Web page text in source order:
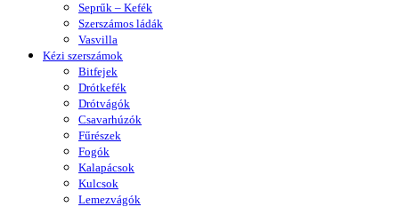
Seprűk – Kefék
Szerszámos ládák
Vasvilla
Kézi szerszámok
Bitfejek
Drótkefék
Drótvágók
Csavarhúzók
Fűrészek
Fogók
Kalapácsok
Kulcsok
Lemezvágók